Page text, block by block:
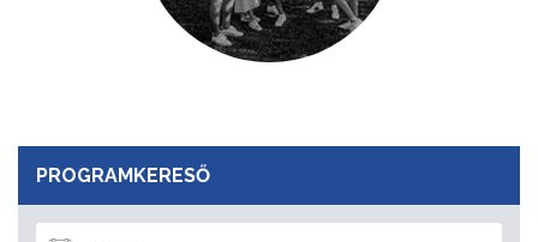
PROGRAMKERESŐ